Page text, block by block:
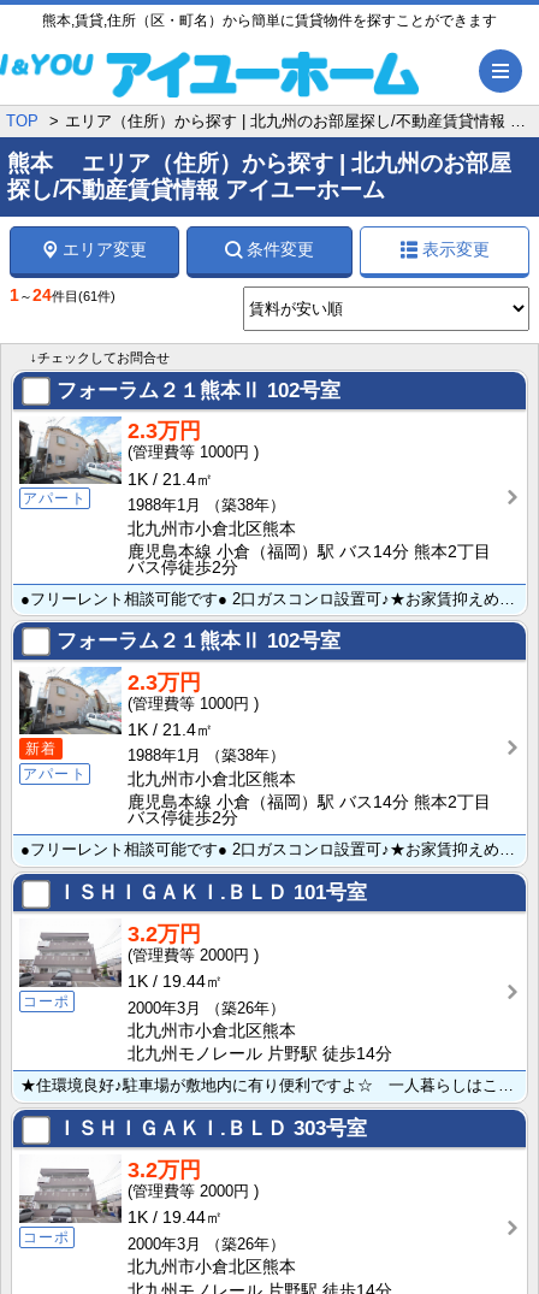
熊本,賃貸,住所（区・町名）から簡単に賃貸物件を探すことができます
TOP エリア（住所）から探す | 北九州のお部屋探し/不動産賃貸情報 アイユーホーム
熊本 エリア（住所）から探す | 北九州のお部屋
探し/不動産賃貸情報 アイユーホーム
エリア変更 条件変更 表示変更
1～24件目 (61件)
↓チェックしてお問合せ
フォーラム２１熊本Ⅱ 102号室
アパート
2.3万円
1000円
1K
21.4㎡
1988年1月
（築38年）
北九州市小倉北区熊本
鹿児島本線 小倉（福岡）駅 バス14分 熊本2丁目
バス停徒歩2分
●フリーレント相談可能です● 2口ガスコンロ設置可♪★お家賃抑えめで自炊を頑張りたい方にオススメ♪落･･･
フォーラム２１熊本Ⅱ 102号室
新着
アパート
2.3万円
1000円
1K
21.4㎡
1988年1月
（築38年）
北九州市小倉北区熊本
鹿児島本線 小倉（福岡）駅 バス14分 熊本2丁目
バス停徒歩2分
●フリーレント相談可能です● 2口ガスコンロ設置可♪★お家賃抑えめで自炊を頑張りたい方にオススメ♪落･･･
ＩＳＨＩＧＡＫＩ.ＢＬＤ 101号室
コーポ
3.2万円
2000円
1K
19.44㎡
2000年3月
（築26年）
北九州市小倉北区熊本
北九州モノレール 片野駅 徒歩14分
★住環境良好♪駐車場が敷地内に有り便利ですよ☆ 一人暮らしはここからスタート！！
ＩＳＨＩＧＡＫＩ.ＢＬＤ 303号室
コーポ
3.2万円
2000円
1K
19.44㎡
2000年3月
（築26年）
北九州市小倉北区熊本